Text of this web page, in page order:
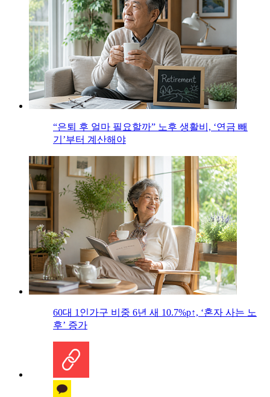
“은퇴 후 얼마 필요할까” 노후 생활비, ‘연금 빼
기’부터 계산해야
60대 1인가구 비중 6년 새 10.7%p↑, ‘혼자 사는 노
후’ 증가